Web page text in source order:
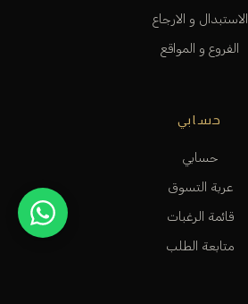
الاستبدال و الارجاع
الفروع و المواقع
حسابي
حسابي
عربة التسوق
قائمة الرغبات
متابعة الطلب